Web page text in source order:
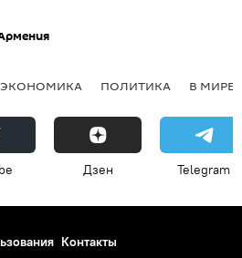
ЭКОНОМИКА ПОЛИТИКА В МИРЕ
Дзен Telegram
Контакты